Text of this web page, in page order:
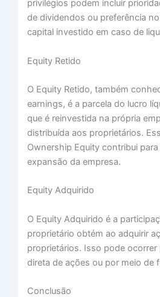
privilégios podem incluir
de dividendos ou preferência
capital investido em caso de
Equity Retido
O Equity Retido, também
earnings, é a parcela do lucro
que é reinvestida na própria
distribuída aos proprietários.
Ownership Equity contribui
expansão da empresa.
Equity Adquirido
O Equity Adquirido é a
proprietário obtém ao adquirir
proprietários. Isso pode
direta de ações ou por meio de
Conclusão